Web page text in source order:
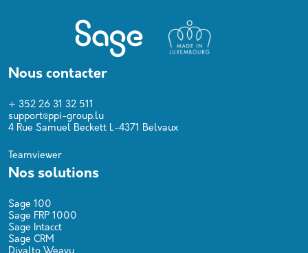
Nous contacter
+ 352 26 31 32 511
support@ppi-group.lu
4 Rue Samuel Beckett L-4371 Belvaux
Teamviewer
Nos solutions
Sage 100
Sage FRP 1000
Sage Intacct
Sage CRM